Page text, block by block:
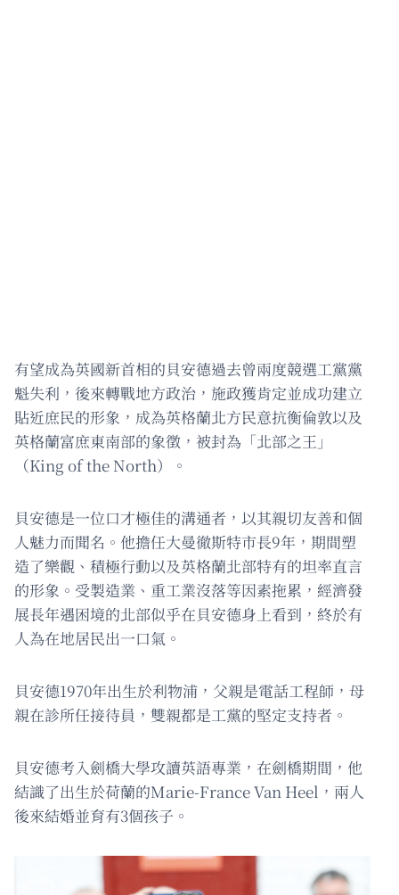
有望成為英國新首相的貝安德過去曾兩度競選工黨黨
魁失利，後來轉戰地方政治，施政獲肯定並成功建立
貼近庶民的形象，成為英格蘭北方民意抗衡倫敦以及
英格蘭富庶東南部的象徵，被封為「北部之王」
（King of the North）。
貝安德是一位口才極佳的溝通者，以其親切友善和個
人魅力而聞名。他擔任大曼徹斯特市長9年，期間塑
造了樂觀、積極行動以及英格蘭北部特有的坦率直言
的形象。受製造業、重工業沒落等因素拖累，經濟發
展長年遇困境的北部似乎在貝安德身上看到，終於有
人為在地居民出一口氣。
貝安德1970年出生於利物浦，父親是電話工程師，母
親在診所任接待員，雙親都是工黨的堅定支持者。
貝安德考入劍橋大學攻讀英語專業，在劍橋期間，他
結識了出生於荷蘭的Marie-France Van Heel，兩人
後來結婚並育有3個孩子。